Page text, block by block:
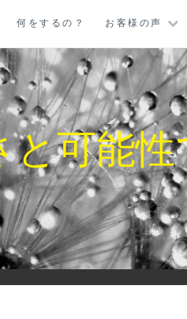
何をするの？ お客様の声
と可能